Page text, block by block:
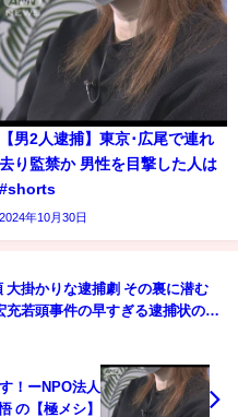
【男2人逮捕】東京･広尾で連れ
去り監禁か 男性を目撃した人は
#shorts
2024年10月30日
大掛かりな逮捕劇 その裏に潜む
充若頭事件の早すぎる逮捕状の謎
！ーNPO法人
代表 竹垣悟 の【極メシ】